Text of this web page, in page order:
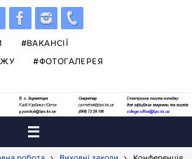
#ВАКАНСІЇ
#ФОТОГАЛЕРЕЯ